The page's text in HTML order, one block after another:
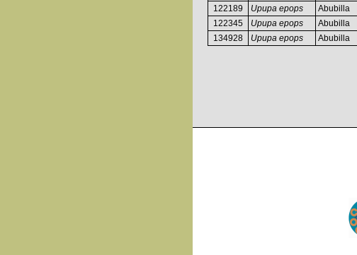
122189
Upupa epops Abubilla
122345
Upupa epops Abubilla
134928
Upupa epops Abubilla